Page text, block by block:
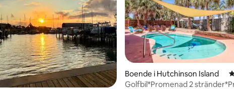
betyg, 15 omdömen
Boende i Hutchinson Island
Golfbil*Promenad 2